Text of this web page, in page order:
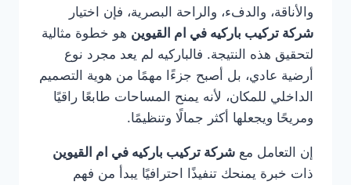
والأناقة، والدفء، والراحة البصرية، فإن اختيار
شركة تركيب باركيه في ام القيوين هو خطوة مثالية
لتحقيق هذه النتيجة. فالباركيه لم يعد مجرد نوع
أرضية عادي، بل أصبح جزءًا مهمًا من هوية التصميم
الداخلي للمكان، لأنه يمنح المساحات طابعًا راقيًا
ومريحًا ويجعلها أكثر جمالًا وتنظيمًا.
إن التعامل مع شركة تركيب باركيه في ام القيوين
ذات خبرة يمنحك تنفيذًا احترافيًا يبدأ من فهم